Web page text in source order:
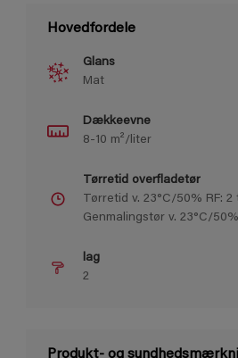
Hovedfordele
Glans
Mat
Dækkeevne
8-10 m²/liter
Tørretid overfladetør
Tørretid v. 23°C/50% RF: 2
Genmalingstør v. 23°C/
lag
2
Produkt- og